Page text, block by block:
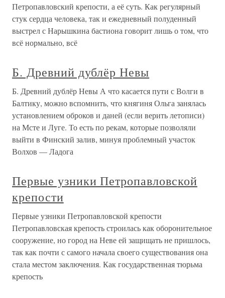
Петропавловский крепости, а её суть. Как регулярный
стук сердца человека, так и ежедневный полуденный
выстрел с Нарышкина бастиона говорит лишь о том, что
всё нормально, всё
Б. Древний дублёр Невы
Б. Древний дублёр Невы А что касается пути с Волги в
Балтику, можно вспомнить, что княгиня Ольга занялась
установлением оброков и даней (если верить летописи)
на Мсте и Луге. То есть по рекам, которые позволяли
выйти в Финский залив, минуя проблемный участок
Волхов — Ладога
Первые узники Петропавловской
крепости
Первые узники Петропавловской крепости
Петропавловская крепость строилась как оборонительное
сооружение, но город на Неве ей защищать не пришлось,
так как почти с самого начала своего существования она
стала местом заключения. Как государственная тюрьма
крепость